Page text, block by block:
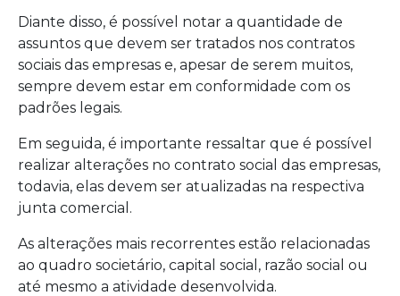
Diante disso, é possível notar a quantidade de
assuntos que devem ser tratados nos contratos
sociais das empresas e, apesar de serem muitos,
sempre devem estar em conformidade com os
padrões legais.
Em seguida, é importante ressaltar que é possível
realizar alterações no contrato social das empresas,
todavia, elas devem ser atualizadas na respectiva
junta comercial.
As alterações mais recorrentes estão relacionadas
ao quadro societário, capital social, razão social ou
até mesmo a atividade desenvolvida.